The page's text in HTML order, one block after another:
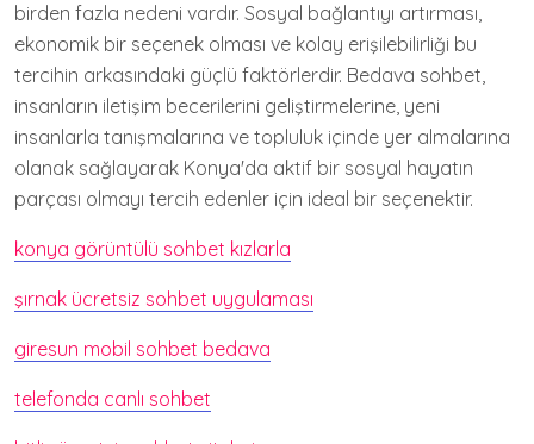
birden fazla nedeni vardır. Sosyal bağlantıyı artırması,
ekonomik bir seçenek olması ve kolay erişilebilirliği bu
tercihin arkasındaki güçlü faktörlerdir. Bedava sohbet,
insanların iletişim becerilerini geliştirmelerine, yeni
insanlarla tanışmalarına ve topluluk içinde yer almalarına
olanak sağlayarak Konya'da aktif bir sosyal hayatın
parçası olmayı tercih edenler için ideal bir seçenektir.
konya görüntülü sohbet kızlarla
şırnak ücretsiz sohbet uygulaması
giresun mobil sohbet bedava
telefonda canlı sohbet